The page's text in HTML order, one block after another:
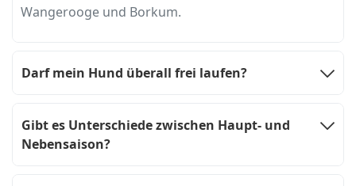
Wangerooge und Borkum.
Darf mein Hund überall frei laufen?
Gibt es Unterschiede zwischen Haupt- und
Nebensaison?